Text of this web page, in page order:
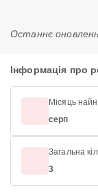
Останнє
Інформація про
Місяць
серп
Загальна
3